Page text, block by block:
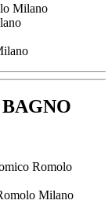
Milano
Romolo
Milano